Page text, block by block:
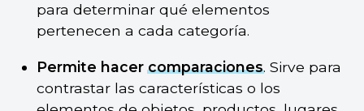
para determinar qué elementos
pertenecen a cada categoría.
Permite hacercomparaciones. Sirve para
contrastar las características o los